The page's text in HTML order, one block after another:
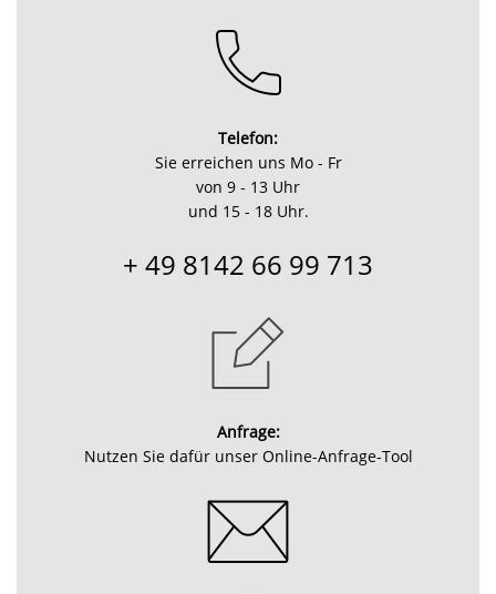
Telefon:
Sie erreichen uns Mo - Fr
von 9 - 13 Uhr
und 15 - 18 Uhr.
+ 49 8142 66 99 713
Anfrage:
Nutzen Sie dafür unser Online-Anfrage-Tool